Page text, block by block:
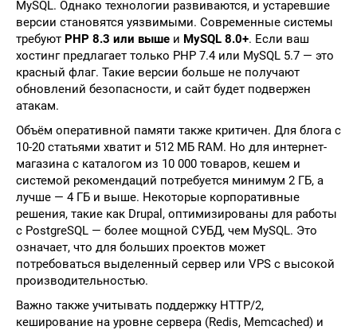
MySQL. Однако технологии развиваются, и устаревшие
версии становятся уязвимыми. Современные системы
требуют PHP 8.3 или выше и MySQL 8.0+. Если ваш
хостинг предлагает только PHP 7.4 или MySQL 5.7 — это
красный флаг. Такие версии больше не получают
обновлений безопасности, и сайт будет подвержен
атакам.
Объём оперативной памяти также критичен. Для блога с
10-20 статьями хватит и 512 МБ RAM. Но для интернет-
магазина с каталогом из 10 000 товаров, кешем и
системой рекомендаций потребуется минимум 2 ГБ, а
лучше — 4 ГБ и выше. Некоторые корпоративные
решения, такие как Drupal, оптимизированы для работы
с PostgreSQL — более мощной СУБД, чем MySQL. Это
означает, что для больших проектов может
потребоваться выделенный сервер или VPS с высокой
производительностью.
Важно также учитывать поддержку HTTP/2,
кеширование на уровне сервера (Redis, Memcached) и